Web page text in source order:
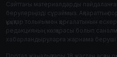
Сайттағы материалдарды
берулеріңізді сұраймыз. Ақпараттық
құқықтар толығымен қорғалатынын
редакцияның көзқарасы болып
хабарландыруларға жарнама беруші